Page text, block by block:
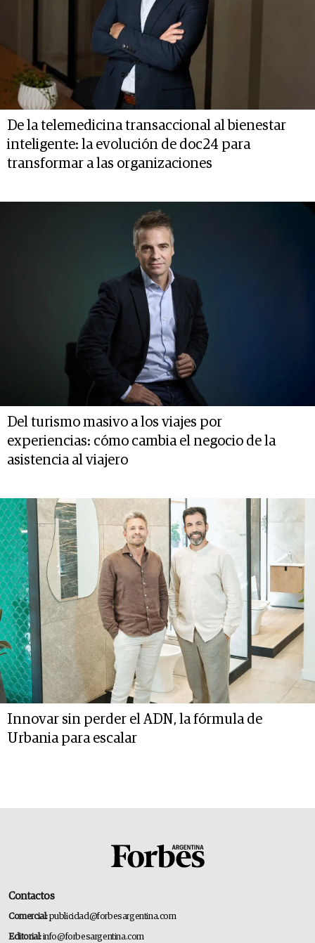
De la telemedicina transaccional al bienestar
inteligente: la evolución de doc24 para
transformar a las organizaciones
Del turismo masivo a los viajes por
experiencias: cómo cambia el negocio de la
asistencia al viajero
Innovar sin perder el ADN, la fórmula de
Urbania para escalar
Contactos
Comercial:publicidad@forbesargentina.com
Editorial:info@forbesargentina.com